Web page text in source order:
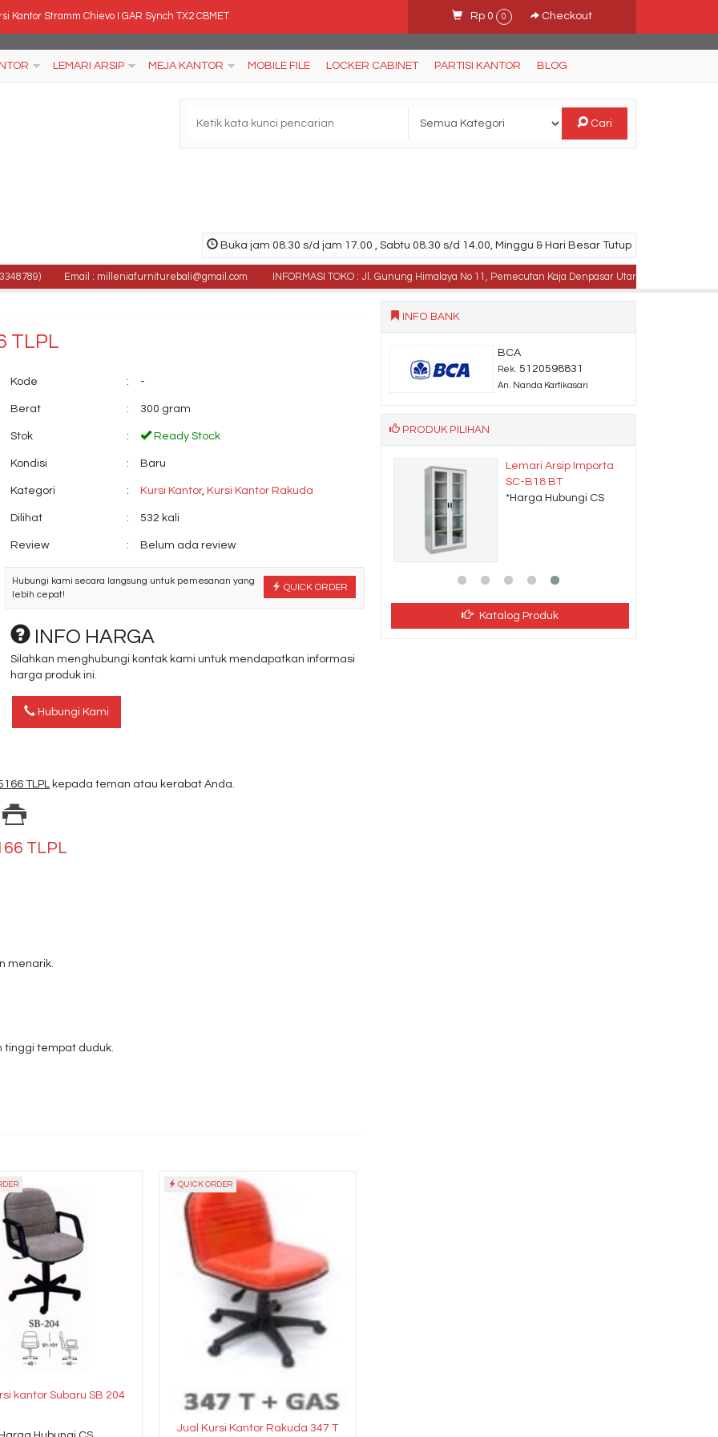
Kantor Stramm Chievo I GAR Synch TX2 CBMET
Tunggu Chairman VC 530
Tulis Whiteboard MF 120 x 240 Single Face Ga....
Rp 0 0 Checkout
LEMARI ARSIP MEJA KANTOR MOBILE FILE LOCKER CABINET PARTISI KANTOR BLOG
Cari
Buka jam 08.30 s/d jam 17.00 , Sabtu 08.30 s/d 14.00, Minggu & Hari Besar Tutup
Email : milleniafurniturebali@gmail.com INFORMASI TOKO : Jl. Gunung Himalaya No 11, Pemecutan Kaja Denpasar Utara, Bali .
TLPL
Kode : -
Berat : 300 gram
Stok : Ready Stock
Kondisi : Baru
Kategori : Kursi Kantor, Kursi Kantor Rakuda
Dilihat : 532 kali
Review : Belum ada review
QUICK ORDER
Hubungi kami secara langsung untuk pemesanan yang
lebih cepat!
INFO HARGA
Silahkan menghubungi kontak kami untuk mendapatkan informasi
harga produk ini.
Hubungi Kami
TLPL kepada teman atau kerabat Anda.
TLPL
menarik.
tinggi tempat duduk.
kantor Subaru SB 204
QUICK ORDER
Jual Kursi Kantor Rakuda 347 T
INFO BANK
BCA
Rek. 5120598831
An. Nanda Kartikasari
PRODUK PILIHAN
Kursi Kantor Polaris B
*Harga Hubungi CS
*Harga Hubungi CS
Lemari Arsip Importa
SC-B18 BT
*Harga Hubungi CS
Katalog Produk